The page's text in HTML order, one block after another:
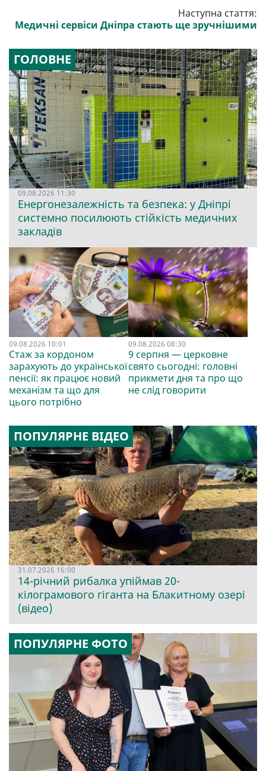
Наступна стаття:
Медичні сервіси Дніпра стають ще зручнішими
ГОЛОВНЕ
09.08.2026 11:30
Енергонезалежність та безпека: у Дніпрі
системно посилюють стійкість медичних
закладів
09.08.2026 10:01
Стаж за кордоном
зарахують до української
пенсії: як працює новий
механізм та що для
цього потрібно
09.08.2026 08:30
9 серпня — церковне
свято сьогодні: головні
прикмети дня та про що
не слід говорити
ПОПУЛЯРНЕ ВІДЕО
31.07.2026 16:00
14-річний рибалка упіймав 20-
кілограмового гіганта на Блакитному озері
(відео)
ПОПУЛЯРНЕ ФОТО